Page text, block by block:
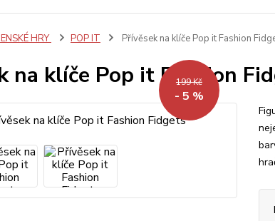
HRY POP IT Přívěsek na klíče Pop it Fashion
na klíče Pop it Fashion
199 Kč
- 5 %